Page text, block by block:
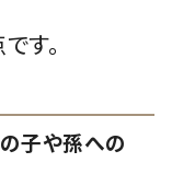
す。
⼦や孫への